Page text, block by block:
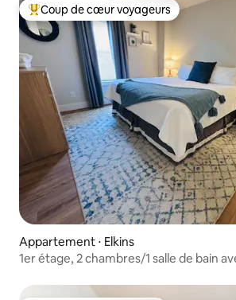
Coups de cœur voyageurs les plus
Coup de cœur voyageurs
Appartement ⋅ Elkins
1er étage, 2 chambres/1 salle de bain